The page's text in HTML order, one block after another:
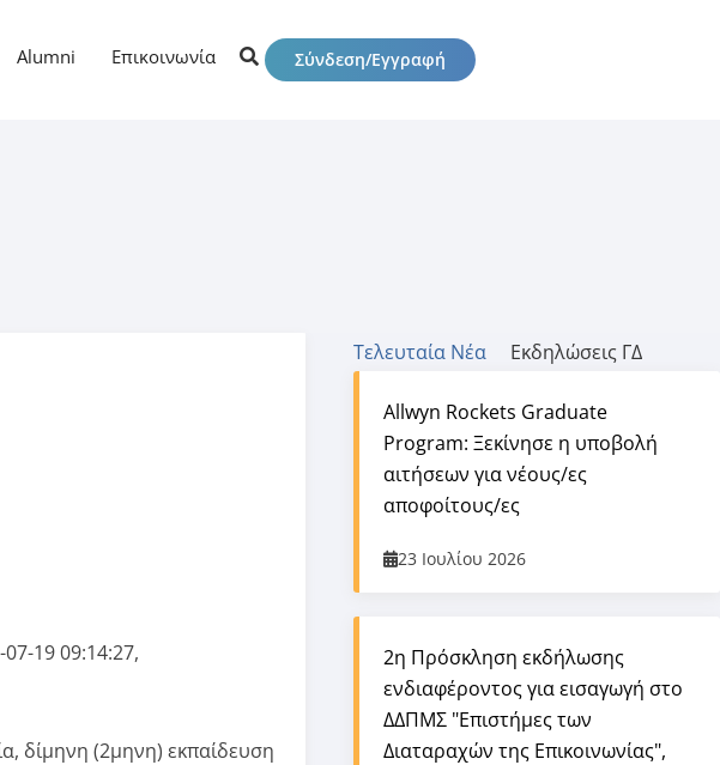
Alumni Επικοινωνία Σύνδεση/Εγγραφή
19 09:14:27,
δίμηνη (2μηνη) εκπαίδευση
Τελευταία Νέα Εκδηλώσεις ΓΔ
Allwyn Rockets Graduate
Program: Ξεκίνησε η υποβολή
αιτήσεων για νέους/ες
αποφοίτους/ες
23 Ιουλίου 2026
2η Πρόσκληση εκδήλωσης
ενδιαφέροντος για εισαγωγή στο
ΔΔΠΜΣ "Επιστήμες των
Διαταραχών της Επικοινωνίας",